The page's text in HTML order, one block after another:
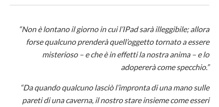
“Non è lontano il giorno in cui l’IPad sarà illeggibile; allora
forse qualcuno prenderà quell’oggetto tornato a essere
misterioso – e che è in effetti la nostra anima – e lo
adopererà come specchio.”
“Da quando qualcuno lasciò l’impronta di una mano sulle
pareti di una caverna, il nostro stare insieme come esseri